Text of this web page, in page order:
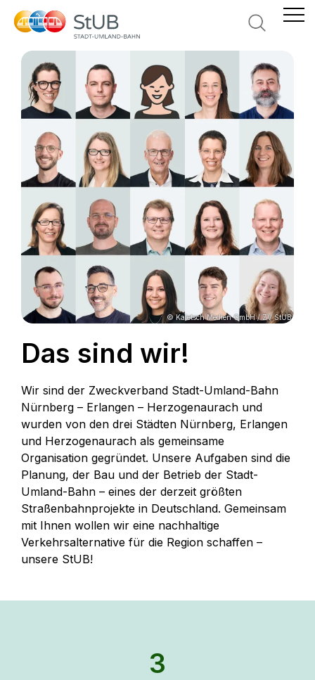
© Kaletsch Medien GmbH / ZV StUB
Das sind wir!
Wir sind der Zweckverband Stadt-Umland-Bahn
Nürnberg – Erlangen – Herzogenaurach und
wurden von den drei Städten Nürnberg, Erlangen
und Herzogenaurach als gemeinsame
Organisation gegründet. Unsere Aufgaben sind die
Planung, der Bau und der Betrieb der Stadt-
Umland-Bahn – eines der derzeit größten
Straßenbahnprojekte in Deutschland. Gemeinsam
mit Ihnen wollen wir eine nachhaltige
Verkehrsalternative für die Region schaffen –
unsere StUB!
3